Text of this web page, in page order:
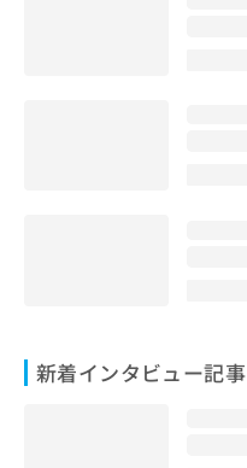
新着インタビュー記事